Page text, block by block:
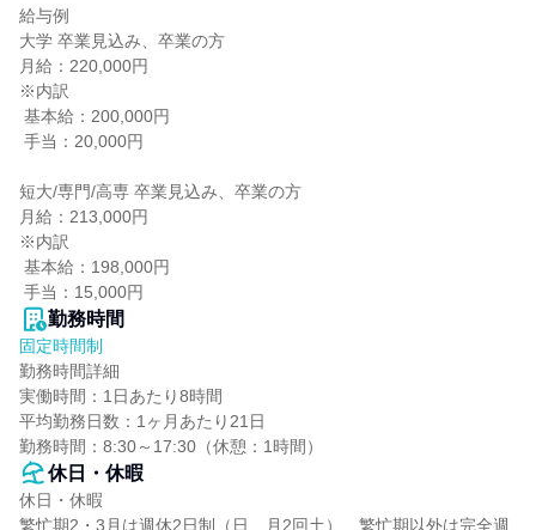
給与例
大学 卒業見込み、卒業の方
月給：220,000円
※内訳
短大/専門/高専 卒業見込み、卒業の方
月給：213,000円
※内訳
手当：15,000円
勤務時間
固定時間制
勤務時間詳細
実働時間：1日あたり8時間
平均勤務日数：1ヶ月あたり21日
勤務時間：8:30～17:30（休憩：1時間）
休日・休暇
休日・休暇
繁忙期2・3月は週休2日制（日、月2回土）、繁忙期以外は完全週